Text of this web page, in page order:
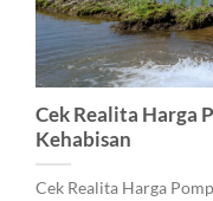
Cek Realita Harga
Kehabisan
Cek Realita Harga